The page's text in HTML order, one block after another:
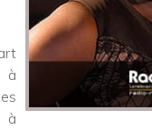
à
à